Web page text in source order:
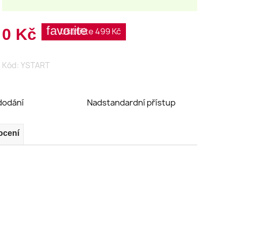
0 Kč favorite
Ušetříte 499 Kč
Kód: YSTART
Nadstandardní přístup